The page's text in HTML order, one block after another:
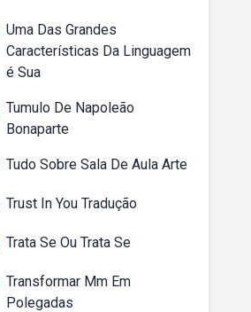
Uma Das Grandes
Características Da Linguagem
é Sua
Tumulo De Napoleão
Bonaparte
Tudo Sobre Sala De Aula Arte
Trust In You Tradução
Trata Se Ou Trata Se
Transformar Mm Em
Polegadas